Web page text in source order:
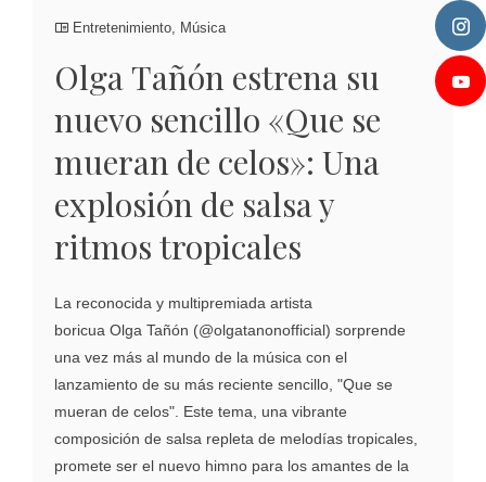
Entretenimiento Música
Olga Tañón estrena su
nuevo sencillo «Que se
mueran de celos»: Una
explosión de salsa y
ritmos tropicales
La reconocida y multipremiada artista
boricua Olga Tañón (@olgatanonofficial) sorprende
una vez más al mundo de la música con el
lanzamiento de su más reciente sencillo, "Que se
mueran de celos". Este tema, una vibrante
composición de salsa repleta de melodías tropicales,
promete ser el nuevo himno para los amantes de la